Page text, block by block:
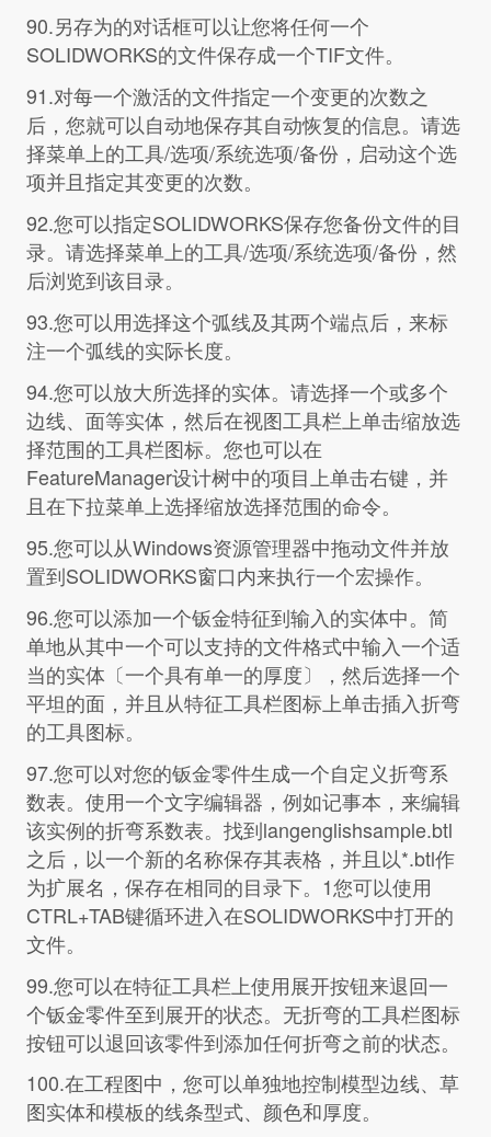
90.另存为的对话框可以让您将任何一个
SOLIDWORKS的文件保存成一个TIF文件。
91.对每一个激活的文件指定一个变更的次数之
后，您就可以自动地保存其自动恢复的信息。请选
择菜单上的工具/选项/系统选项/备份，启动这个选
项并且指定其变更的次数。
92.您可以指定SOLIDWORKS保存您备份文件的目
录。请选择菜单上的工具/选项/系统选项/备份，然
后浏览到该目录。
93.您可以用选择这个弧线及其两个端点后，来标
注一个弧线的实际长度。
94.您可以放大所选择的实体。请选择一个或多个
边线、面等实体，然后在视图工具栏上单击缩放选
择范围的工具栏图标。您也可以在
FeatureManager设计树中的项目上单击右键，并
且在下拉菜单上选择缩放选择范围的命令。
95.您可以从Windows资源管理器中拖动文件并放
置到SOLIDWORKS窗口内来执行一个宏操作。
96.您可以添加一个钣金特征到输入的实体中。简
单地从其中一个可以支持的文件格式中输入一个适
当的实体〔一个具有单一的厚度〕，然后选择一个
平坦的面，并且从特征工具栏图标上单击插入折弯
的工具图标。
97.您可以对您的钣金零件生成一个自定义折弯系
数表。使用一个文字编辑器，例如记事本，来编辑
该实例的折弯系数表。找到langenglishsample.btl
之后，以一个新的名称保存其表格，并且以*.btl作
为扩展名，保存在相同的目录下。1您可以使用
CTRL+TAB键循环进入在SOLIDWORKS中打开的
文件。
99.您可以在特征工具栏上使用展开按钮来退回一
个钣金零件至到展开的状态。无折弯的工具栏图标
按钮可以退回该零件到添加任何折弯之前的状态。
100.在工程图中，您可以单独地控制模型边线、草
图实体和模板的线条型式、颜色和厚度。